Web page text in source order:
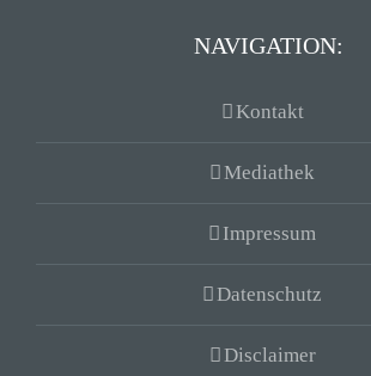
NAVIGATION:
Kontakt
Mediathek
Impressum
Datenschutz
Disclaimer